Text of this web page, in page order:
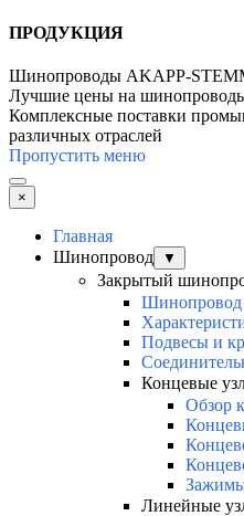
ПРОДУКЦИЯ
Шинопроводы AKAPP-
Лучшие цены на
Комплексные поставки
различных отраслей
Пропустить меню
×
Главная
Шинопровод
▼
Закрытый
Шинопровод
Подвесы и
Концевые
Обзор
Зажимы
Линейные